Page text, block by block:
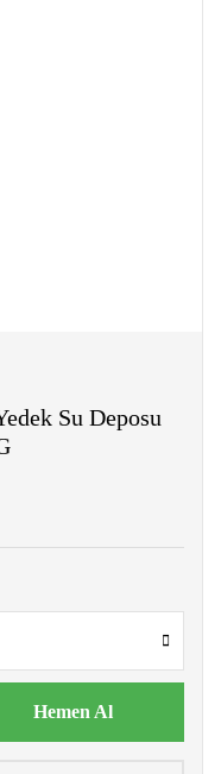
Su Deposu
Hemen Al